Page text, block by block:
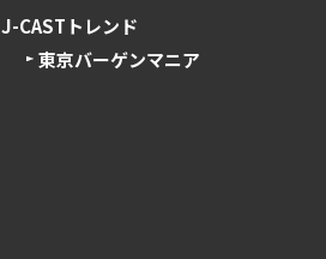
J-CASTトレンド
東京バーゲンマニア